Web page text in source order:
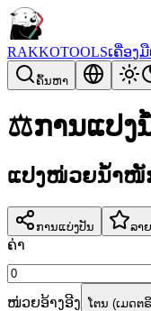
RAKKOTOOLSເຄື່ອງ
ຄົ້ນຫາ
⚖️ການແປ
ແປງໜ່ວຍນ້ຳໜັ
ການແບ່ງປັນ ລາ
ຄ່າ
ໜ່ວຍອ້າງອີງ ໂຕນ (ເມດຕ